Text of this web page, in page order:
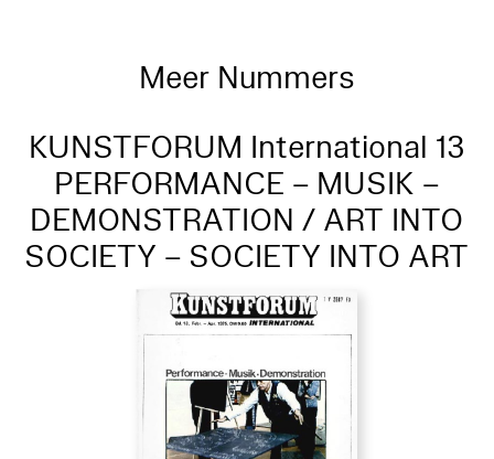
Meer Nummers
KUNSTFORUM International 13
PERFORMANCE – MUSIK –
DEMONSTRATION / ART INTO
SOCIETY – SOCIETY INTO ART